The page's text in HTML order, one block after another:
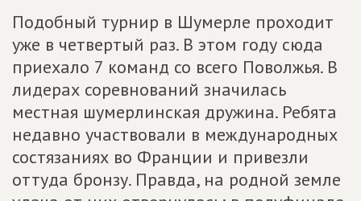
Подобный турнир в Шумерле проходит
уже в четвертый раз. В этом году сюда
приехало 7 команд со всего Поволжья. В
лидерах соревнований значилась
местная шумерлинская дружина. Ребята
недавно участвовали в международных
состязаниях во Франции и привезли
оттуда бронзу. Правда, на родной земле